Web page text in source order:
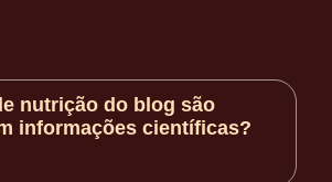
nutrição do blog são
informações científicas?